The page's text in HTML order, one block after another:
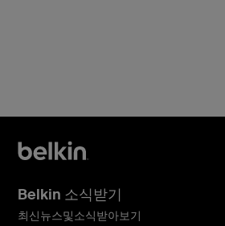
Belkin 소식받기
최신뉴스및소식받아보기